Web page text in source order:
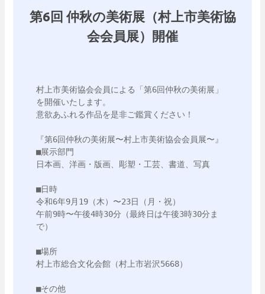
第6回 仲秋の美術展（村上市美術協
会会員展）開催
村上市美術協会会員による「第6回仲秋の美術展」
を開催いたします。
意欲あふれる作品を是非ご鑑賞ください！
『第6回仲秋の美術展〜村上市美術協会会員展〜』
■展示部門
日本画、洋画・版画、彫塑・工芸、書道、写真
■日時
令和6年9月19（木）〜23日（月・祝）
午前9時〜午後4時30分（最終日は午後3時30分ま
で）
■場所
村上市総合文化会館（村上市岩沢5668）
■その他